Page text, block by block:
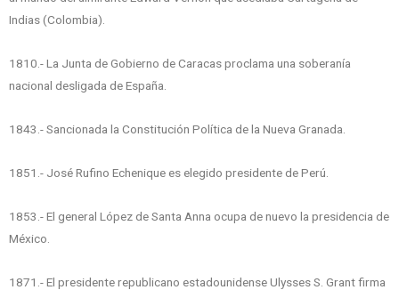
Indias (Colombia).
1810.- La Junta de Gobierno de Caracas proclama una soberanía
nacional desligada de España.
1843.- Sancionada la Constitución Política de la Nueva Granada.
1851.- José Rufino Echenique es elegido presidente de Perú.
1853.- El general López de Santa Anna ocupa de nuevo la presidencia de
México.
1871.- El presidente republicano estadounidense Ulysses S. Grant firma